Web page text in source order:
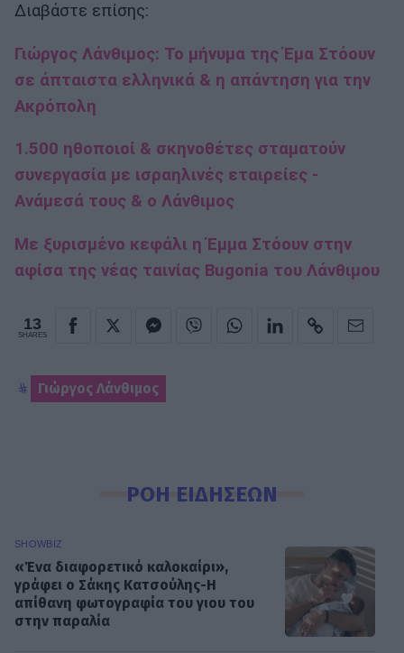
Διαβάστε επίσης:
Γιώργος Λάνθιμος: Το μήνυμα της Έμα Στόουν
σε άπταιστα ελληνικά & η απάντηση για την
Ακρόπολη
1.500 ηθοποιοί & σκηνοθέτες σταματούν
συνεργασία με ισραηλινές εταιρείες -
Ανάμεσά τους & ο Λάνθιμος
Με ξυρισμένο κεφάλι η Έμμα Στόουν στην
αφίσα της νέας ταινίας Bugonia του Λάνθιμου
13
SHARES
Γιώργος Λάνθιμος
ΡΟΗ ΕΙΔΗΣΕΩΝ
SHOWBIZ
«Ένα διαφορετικό καλοκαίρι»,
γράφει ο Σάκης Κατσούλης-Η
απίθανη φωτογραφία του γιου του
στην παραλία